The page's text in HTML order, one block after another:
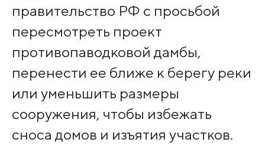
правительство РФ с просьбой
пересмотреть проект
противопаводковой дамбы,
перенести ее ближе к берегу реки
или уменьшить размеры
сооружения, чтобы избежать
сноса домов и изъятия участков.